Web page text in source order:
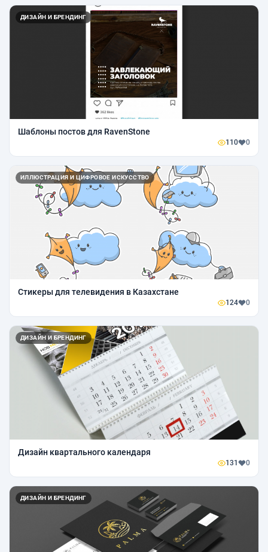
ДИЗАЙН И БРЕНДИНГ
Шаблоны постов для RavenStone
110 0
ИЛЛЮСТРАЦИЯ И ЦИФРОВОЕ ИСКУССТВО
Стикеры для телевидения в Казахстане
124 0
ДИЗАЙН И БРЕНДИНГ
Дизайн квартального календаря
131 0
ДИЗАЙН И БРЕНДИНГ